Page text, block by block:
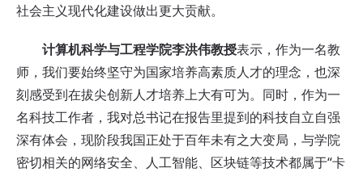
社会主义现代化建设做出更大贡献。
计算机科学与工程学院李洪伟教授表示，作为一名教
师，我们要始终坚守为国家培养高素质人才的理念，也深
刻感受到在拔尖创新人才培养上大有可为。同时，作为一
名科技工作者，我对总书记在报告里提到的科技自立自强
深有体会，现阶段我国正处于百年未有之大变局，与学院
密切相关的网络安全、人工智能、区块链等技术都属于“卡